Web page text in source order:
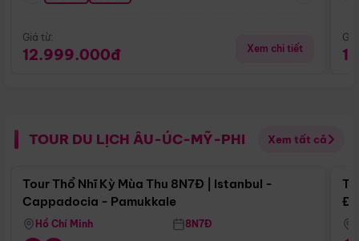
Giá từ:
12.999.000đ Xem chi tiết
TOUR DU LỊCH ÂU-ÚC-MỸ-PHI Xem tất cả
Điểm nổi bật
Tour Thổ Nhĩ Kỳ Mùa Thu 8N7Đ | Istanbul -
Cappadocia - Pamukkale
Hồ Chí Minh 8N7Đ